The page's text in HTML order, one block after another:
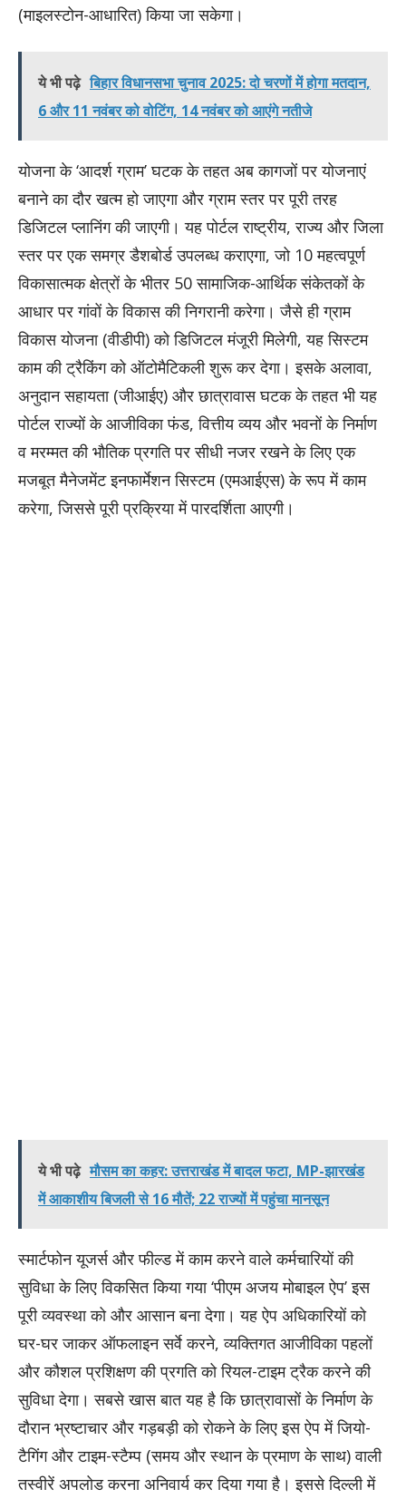
(माइलस्टोन-आधारित) किया जा सकेगा।
ये भी पढ़े बिहार विधानसभा चुनाव 2025: दो चरणों में होगा मतदान,
6 और 11 नवंबर को वोटिंग, 14 नवंबर को आएंगे नतीजे
योजना के ‘आदर्श ग्राम’ घटक के तहत अब कागजों पर योजनाएं
बनाने का दौर खत्म हो जाएगा और ग्राम स्तर पर पूरी तरह
डिजिटल प्लानिंग की जाएगी। यह पोर्टल राष्ट्रीय, राज्य और जिला
स्तर पर एक समग्र डैशबोर्ड उपलब्ध कराएगा, जो 10 महत्वपूर्ण
विकासात्मक क्षेत्रों के भीतर 50 सामाजिक-आर्थिक संकेतकों के
आधार पर गांवों के विकास की निगरानी करेगा। जैसे ही ग्राम
विकास योजना (वीडीपी) को डिजिटल मंजूरी मिलेगी, यह सिस्टम
काम की ट्रैकिंग को ऑटोमैटिकली शुरू कर देगा। इसके अलावा,
अनुदान सहायता (जीआईए) और छात्रावास घटक के तहत भी यह
पोर्टल राज्यों के आजीविका फंड, वित्तीय व्यय और भवनों के निर्माण
व मरम्मत की भौतिक प्रगति पर सीधी नजर रखने के लिए एक
मजबूत मैनेजमेंट इनफार्मेशन सिस्टम (एमआईएस) के रूप में काम
करेगा, जिससे पूरी प्रक्रिया में पारदर्शिता आएगी।
ये भी पढ़े मौसम का कहर: उत्तराखंड में बादल फटा, MP-झारखंड
में आकाशीय बिजली से 16 मौतें; 22 राज्यों में पहुंचा मानसून
स्मार्टफोन यूजर्स और फील्ड में काम करने वाले कर्मचारियों की
सुविधा के लिए विकसित किया गया ‘पीएम अजय मोबाइल ऐप’ इस
पूरी व्यवस्था को और आसान बना देगा। यह ऐप अधिकारियों को
घर-घर जाकर ऑफलाइन सर्वे करने, व्यक्तिगत आजीविका पहलों
और कौशल प्रशिक्षण की प्रगति को रियल-टाइम ट्रैक करने की
सुविधा देगा। सबसे खास बात यह है कि छात्रावासों के निर्माण के
दौरान भ्रष्टाचार और गड़बड़ी को रोकने के लिए इस ऐप में जियो-
टैगिंग और टाइम-स्टैम्प (समय और स्थान के प्रमाण के साथ) वाली
तस्वीरें अपलोड करना अनिवार्य कर दिया गया है। इससे दिल्ली में